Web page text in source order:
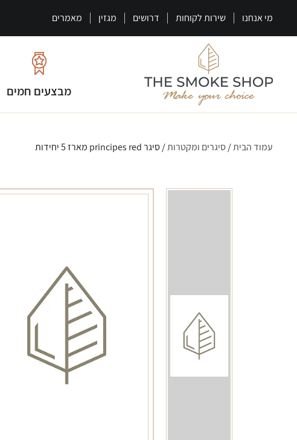
מי אנחנו שירות לקוחות דרושים מגזין מאמרים
מבצעים חמים
עמוד הבית/סיגרים ומקטרות/ סיגר principes red מארז 5 יחידות